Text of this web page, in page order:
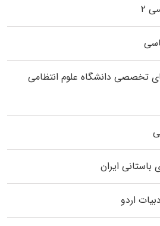
۲
تخصصی داﻧﺸﮕﺎه ﻋﻠﻮم انتظامی
ایران
اردو